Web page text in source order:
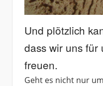
Und plötzlich
dass wir uns für
freuen.
Geht es nicht nur